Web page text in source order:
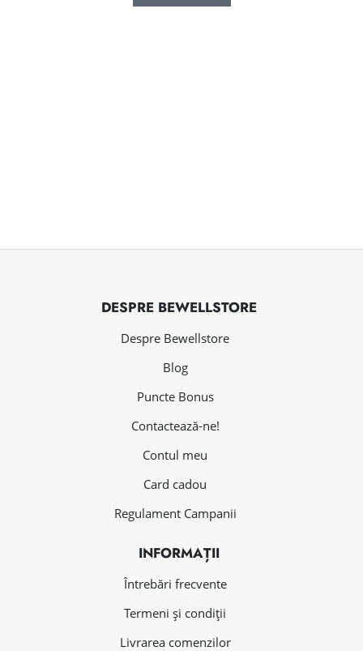
DESPRE BEWELLSTORE
Despre Bewellstore
Blog
Puncte Bonus
Contactează-ne!
Contul meu
Card cadou
Regulament Campanii
INFORMAȚII
Întrebări frecvente
Termeni și condiții
Livrarea comenzilor